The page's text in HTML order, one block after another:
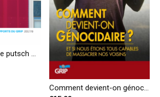
La Turquie après le putsch manqué : reconfiguration accélérée de l’exercice du pouvoir
Comment devient-on génocidaire? Et si nous étions tous capables de massacrer nos voisins (réédition)